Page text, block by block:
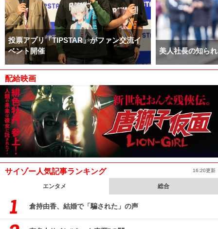
投票アプリ「TIPSTAR」がファン交流イ
ベント開催
美人社長の知ら
配給映画
サイゾー人気記事ランキング 16:20更新
エンタメ 総合
倉持由香、結婚で「騙された」の声